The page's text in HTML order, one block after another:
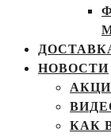
НОВОСТИ
КАК